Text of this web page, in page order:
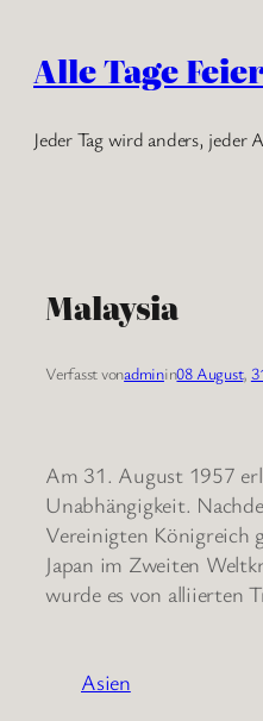
Inhalt
springen
Alle Tage
Jeder Tag wird anders, jeder
Malaysia
Verfasst vonadminin08 August,
Am 31. August 1957
Unabhängigkeit.
Vereinigten Königreich
Japan im Zweiten
wurde es von alliierten
Asien